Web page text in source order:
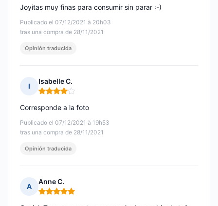
Publicado el 07/12/2021 à 20h03
tras una compra de 28/11/2021
Joyitas muy finas para consumir sin parar :-)
Opinión traducida
I
Isabelle C.
Nota: 4 de 5
Publicado el 07/12/2021 à 19h53
tras una compra de 28/11/2021
Corresponde a la foto
Opinión traducida
A
Anne C.
Nota: 5 de 5